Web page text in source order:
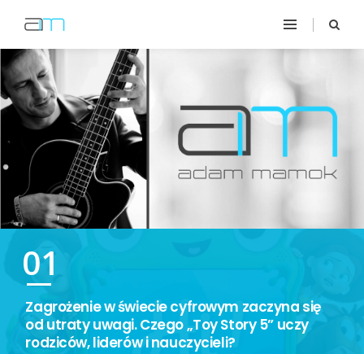
01
Zagrożenie w świecie cyfrowym zaczyna się
od utraty uwagi. Czego „Toy Story 5” uczy
rodziców, liderów i nauczycieli?